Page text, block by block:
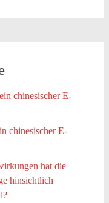
chinesischer E-
chinesischer E-
hat die
hinsichtlich